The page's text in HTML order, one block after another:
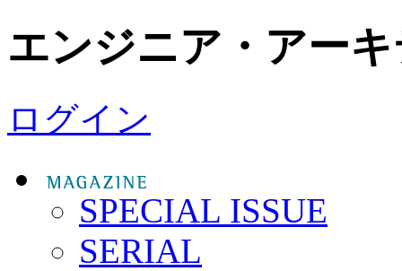
エンジニア・アー
ログイン
SPECIAL ISSUE
SERIAL